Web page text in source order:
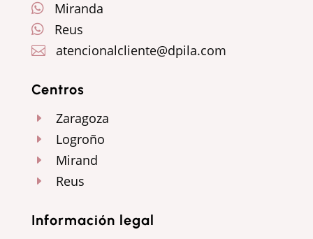
 Miranda
 Reus
 atencionalcliente@dpila.com
Centros
E Zaragoza
E Logroño
E Mirand
E Reus
Información legal